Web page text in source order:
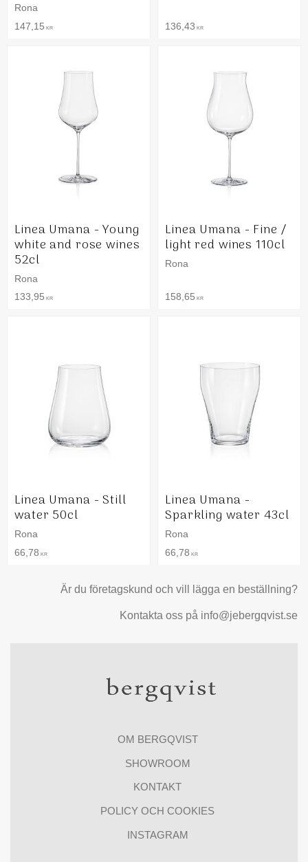
Rona
147,15 KR 136,43 KR
Linea Umana - Young
white and rose wines
52cl
Rona
133,95 KR
Linea Umana - Fine /
light red wines 110cl
Rona
158,65 KR
Linea Umana - Still
water 50cl
Rona
66,78 KR
Linea Umana -
Sparkling water 43cl
Rona
66,78 KR
Är du företagskund och vill lägga en beställning?
Kontakta oss på info@jebergqvist.se
OM BERGQVIST
SHOWROOM
KONTAKT
POLICY OCH COOKIES
INSTAGRAM